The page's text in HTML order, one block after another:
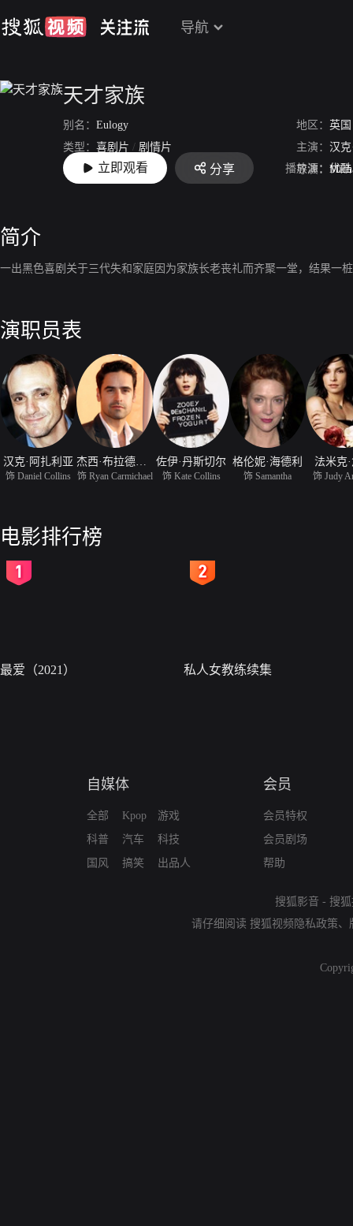
导航
天才家族
别名： Eulogy 地区： 英国
类型： 喜剧片 / 剧情片 主演： 汉克
上映： 2004-10-15 导演：
立即观看 分享 播放源： 优酷
简介
一出黑色喜剧关于三代失和家庭因为家族长老丧礼而齐聚一堂，结果一
演职员表
汉克·阿扎利亚
饰 Daniel Collins 饰 Ryan Carmichael
佐伊·丹斯切尔
饰 Kate Collins
格伦妮·海德利
饰 Samantha
法米克
饰 Judy
电影排行榜
最爱（2021） 私人女教练续集
自媒体
全部
科普
国风
Kpop
汽车
搞笑
游戏
科技
出品人
会员
会员特权
会员剧场
帮助
搜狐影音 - 搜
请仔细阅读 搜狐视频隐私政策、